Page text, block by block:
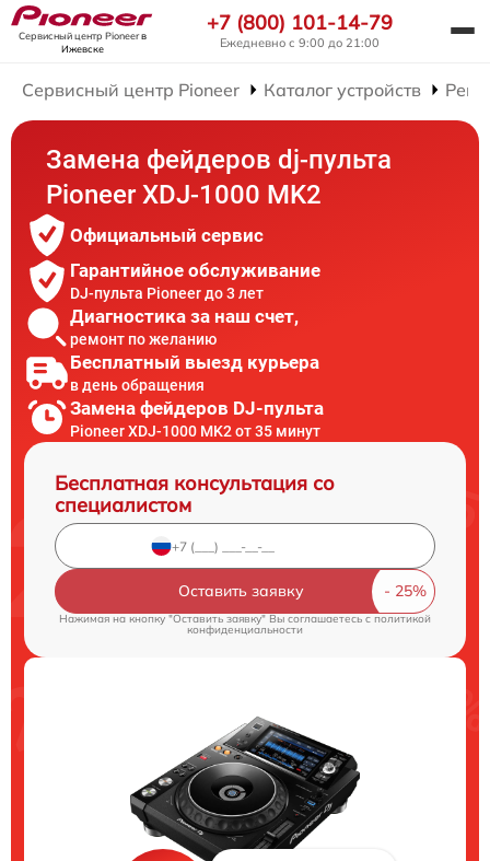
Сервисный центр Pioneerв
Ижевске
+7 (800) 101-14-79
Ежедневно с 9:00 до 21:00
Сервисный центр Pioneer Каталог устройств
Замена фейдеров dj-пульта
Pioneer XDJ-1000 MK2
Официальный сервис
Гарантийное обслуживание
DJ-пульта Pioneer до 3 лет
Диагностика за наш счет,
ремонт по желанию
Бесплатный выезд курьера
в день обращения
Замена фейдеров DJ-пульта
Pioneer XDJ-1000 MK2 от 35 минут
Бесплатная консультация со
специалистом
Оставить заявку
Нажимая на кнопку "Оставить заявку" Вы соглашаетесь c политикой
конфиденциальности